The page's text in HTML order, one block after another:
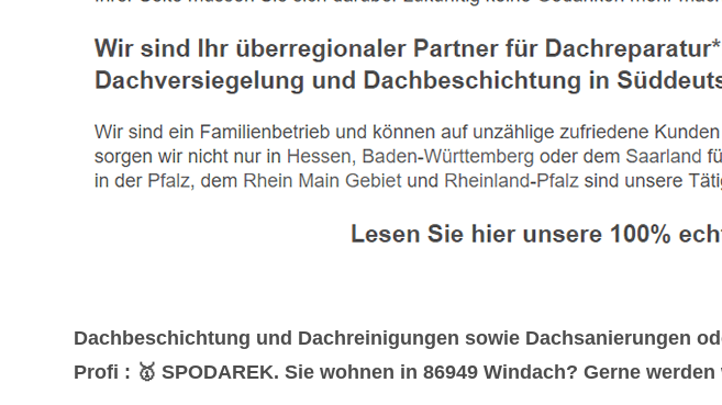
Dachbeschichtung und Dachreinigungen sowie Dachsanierungen
Profi : 🥇 SPODAREK. Sie wohnen in 86949 Windach? Gerne